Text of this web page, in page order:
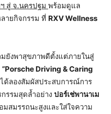
ฯ สู่ จ.นครปฐม พร้อมดูแล
ายกิจกรรม ที่ RXV Wellness
มยังพาสุขภาพดีตั้งแต่ภายในสู่
“Porsche Driving & Caring
ด้ลองสัมผัสประสบการณ์การ
รรมสุดล้ำอย่าง ปอร์เช่พานาเม
มสมรรถนะสูงและใส่ใจความ